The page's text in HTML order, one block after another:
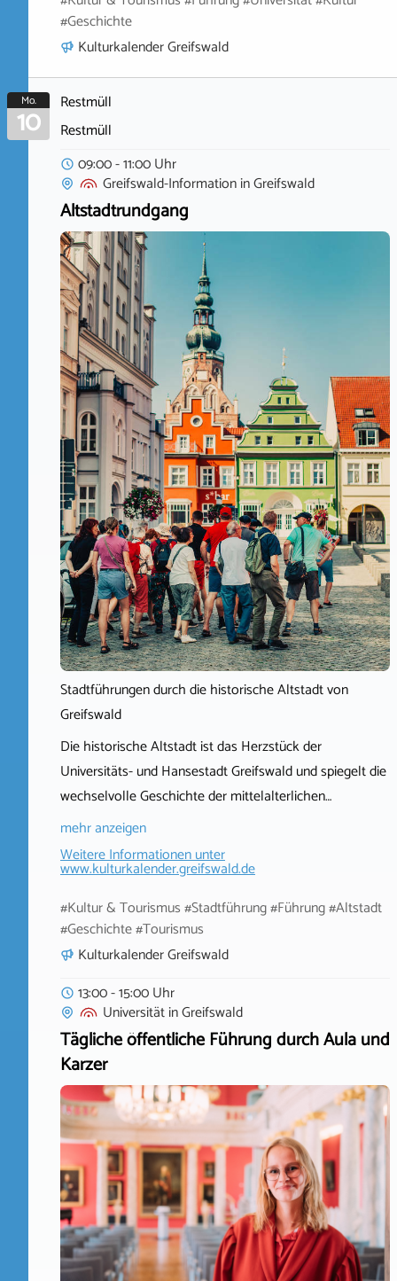
#Geschichte
Kulturkalender Greifswald
Mo.
10
Restmüll
Restmüll
09:00 - 11:00 Uhr
Greifswald-InformationinGreifswald
Altstadtrundgang
Stadtführungen durch die historische Altstadt von
Greifswald
Die historische Altstadt ist das Herzstück der
Universitäts- und Hansestadt Greifswald und spiegelt die
wechselvolle Geschichte der mittelalterlichen…
mehr anzeigen
Weitere Informationen unter
www.kulturkalender.greifswald.de
#Kultur & Tourismus #Stadtführung #Führung #Altstadt
#Geschichte #Tourismus
Kulturkalender Greifswald
13:00 - 15:00 Uhr
UniversitätinGreifswald
Tägliche öffentliche Führung durch Aula und
Karzer